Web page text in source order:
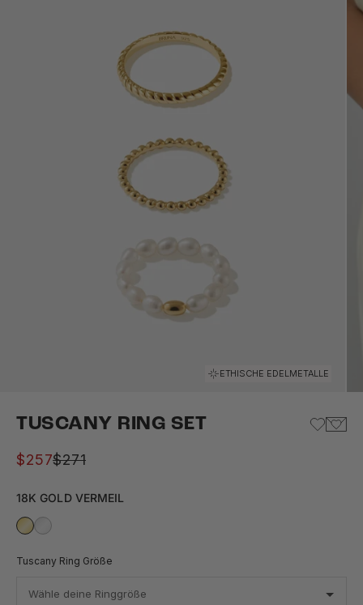
ETHISCHE EDELMETALLE
Gehe zu Element 1
Gehe zu Element 2
Gehe zu Element 3
Gehe zu Element 4
Gehe zu Element 5
TUSCANY RING SET
Angebot
$257Regulärer Preis
$271
18K GOLD VERMEIL
Tuscany Ring Größe